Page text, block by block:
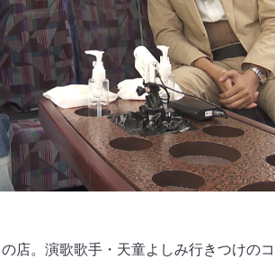
店。演歌歌手・天童よしみ行きつけの